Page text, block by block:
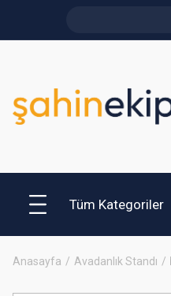
Tüm Kategoriler
Anasayfa Avadanlık Standı